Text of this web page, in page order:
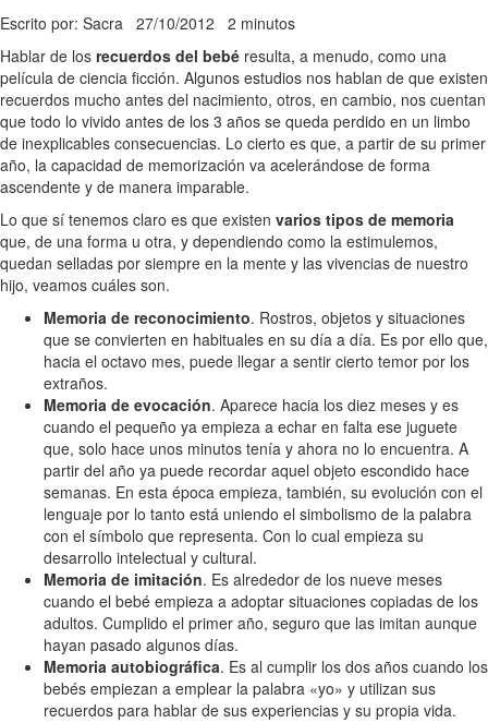
Escrito por: Sacra 27/10/2012 2 minutos
Hablar de los recuerdos del bebé resulta, a menudo, como una
película de ciencia ficción. Algunos estudios nos hablan de que existen
recuerdos mucho antes del nacimiento, otros, en cambio, nos cuentan
que todo lo vivido antes de los 3 años se queda perdido en un limbo
de inexplicables consecuencias. Lo cierto es que, a partir de su primer
año, la capacidad de memorización va acelerándose de forma
ascendente y de manera imparable.
Lo que sí tenemos claro es que existen varios tipos de memoria
que, de una forma u otra, y dependiendo como la estimulemos,
quedan selladas por siempre en la mente y las vivencias de nuestro
hijo, veamos cuáles son.
Memoria de reconocimiento. Rostros, objetos y situaciones
que se convierten en habituales en su día a día. Es por ello que,
hacia el octavo mes, puede llegar a sentir cierto temor por los
extraños.
Memoria de evocación. Aparece hacia los diez meses y es
cuando el pequeño ya empieza a echar en falta ese juguete
que, solo hace unos minutos tenía y ahora no lo encuentra. A
partir del año ya puede recordar aquel objeto escondido hace
semanas. En esta época empieza, también, su evolución con el
lenguaje por lo tanto está uniendo el simbolismo de la palabra
con el símbolo que representa. Con lo cual empieza su
desarrollo intelectual y cultural.
Memoria de imitación. Es alrededor de los nueve meses
cuando el bebé empieza a adoptar situaciones copiadas de los
adultos. Cumplido el primer año, seguro que las imitan aunque
hayan pasado algunos días.
Memoria autobiográfica. Es al cumplir los dos años cuando los
bebés empiezan a emplear la palabra «yo» y utilizan sus
recuerdos para hablar de sus experiencias y su propia vida.